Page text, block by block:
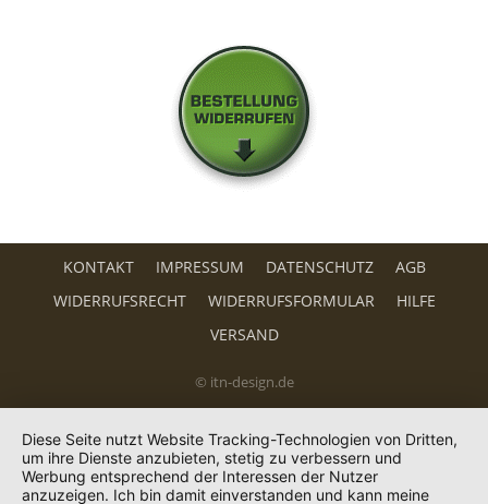
KONTAKT IMPRESSUM DATENSCHUTZ
AGB
WIDERRUFSRECHT
WIDERRUFSFORMULAR
HILFE
VERSAND
© itn-design.de
Diese Seite nutzt Website Tracking-Technologien von Dritten,
um ihre Dienste anzubieten, stetig zu verbessern und
Werbung entsprechend der Interessen der Nutzer
anzuzeigen. Ich bin damit einverstanden und kann meine